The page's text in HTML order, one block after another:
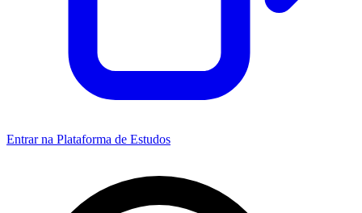
Entrar na Plataforma de Estudos